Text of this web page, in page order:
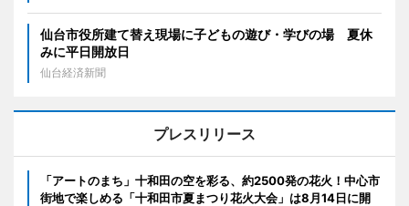
仙台市役所建て替え現場に子どもの遊び・学びの場 夏休
みに平日開放日
仙台経済新聞
プレスリリース
「アートのまち」十和田の空を彩る、約2500発の花火！中心市
街地で楽しめる「十和田市夏まつり花火大会」は8月14日に開